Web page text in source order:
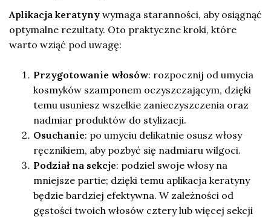
Aplikacja keratyny wymaga staranności, aby osiągnąć
optymalne rezultaty. Oto praktyczne kroki, które
warto wziąć pod uwagę:
Przygotowanie włosów: rozpocznij od umycia
kosmyków szamponem oczyszczającym, dzięki
temu usuniesz wszelkie zanieczyszczenia oraz
nadmiar produktów do stylizacji.
Osuchanie: po umyciu delikatnie osusz włosy
ręcznikiem, aby pozbyć się nadmiaru wilgoci.
Podział na sekcje: podziel swoje włosy na
mniejsze partie; dzięki temu aplikacja keratyny
będzie bardziej efektywna. W zależności od
gęstości twoich włosów cztery lub więcej sekcji